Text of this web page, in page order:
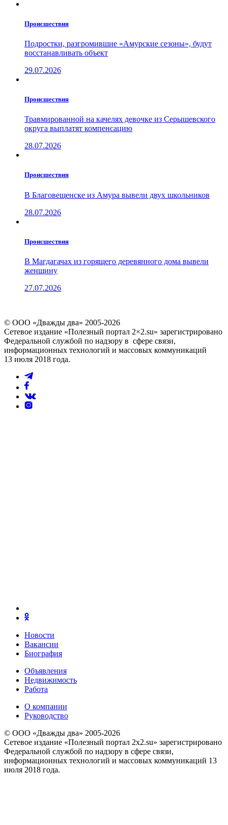
Проиcшествия
Подростки, разгромившие «Амурские сезоны», будут
восстанавливать объект
29.07.2026
Проиcшествия
Травмированной на качелях девочке из Серышевского
округа выплатят компенсацию
28.07.2026
Проиcшествия
В Благовещенске из Амура вывели двух школьников
28.07.2026
Проиcшествия
В Магдагачах из горящего деревянного дома вывели
женщину
27.07.2026
© ООО «Дважды два» 2005-2026
Сетевое издание «Полезный портал 2×2.su» зарегистрировано
Федеральной службой по надзору в сфере связи,
информационных технологий и массовых коммуникаций
13 июля 2018 года.
Новости
Вакансии
Биография
Объявления
Недвижимость
Работа
О компании
Руководство
© ООО «Дважды два» 2005-2026
Сетевое издание «Полезный портал 2x2.su» зарегистрировано
Федеральной службой по надзору в сфере связи,
информационных технологий и массовых коммуникаций 13
июля 2018 года.